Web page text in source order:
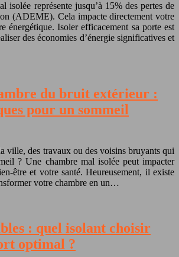
isolée représente jusqu’à 15% des pertes de
(ADEME). Cela impacte directement votre
énergétique. Isoler efficacement sa porte est
des économies d’énergie significatives et
du bruit extérieur :
pour un sommeil
ville, des travaux ou des voisins bruyants qui
? Une chambre mal isolée peut impacter
être et votre santé. Heureusement, il existe
votre chambre en un…
: quel isolant choisir
optimal ?